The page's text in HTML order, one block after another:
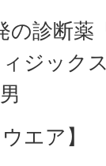
の診断薬
ジックス
エア】